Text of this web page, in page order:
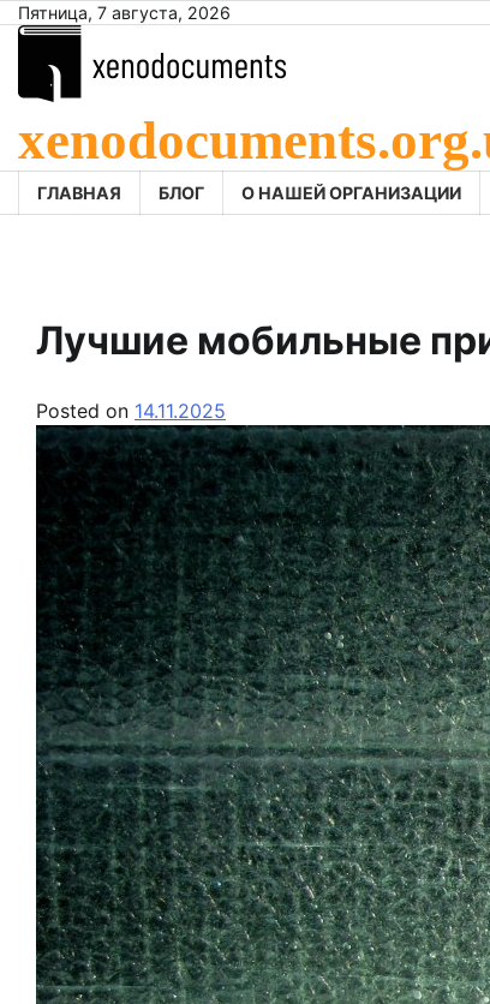
Skip
content
Пятница, 7 августа, 2026
ГЛАВНАЯ БЛОГ О НАШЕЙ ОРГАНИЗАЦИИ
Лучшие мобильные
Posted on 14.11.2025